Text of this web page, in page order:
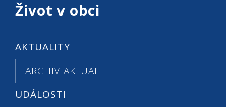
Život v obci
AKTUALITY
ARCHIV AKTUALIT
UDÁLOSTI